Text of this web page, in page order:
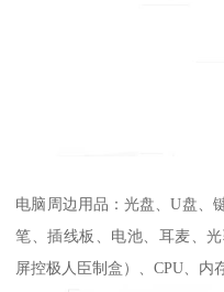
电脑周边用品：光盘、U盘、
笔、插线板、电池、耳麦、
屏控极人臣制盒）、CPU、内